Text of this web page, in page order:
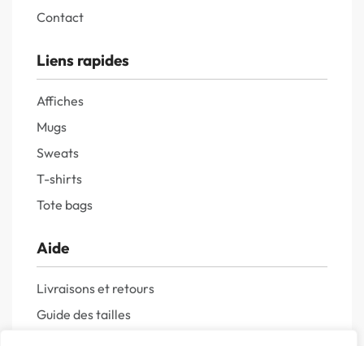
Contact
Liens rapides
Affiches
Mugs
Sweats
T-shirts
Tote bags
Aide
Livraisons et retours
Guide des tailles